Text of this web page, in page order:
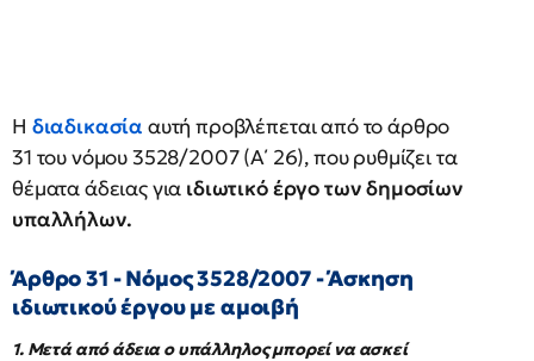
Η διαδικασία αυτή προβλέπεται από το άρθρο
31 του νόμου 3528/2007 (Α΄ 26), που ρυθμίζει τα
θέματα άδειας για ιδιωτικό έργο των δημοσίων
υπαλλήλων.
Άρθρο 31 - Νόμος 3528/2007 - Άσκηση
ιδιωτικού έργου με αμοιβή
1. Μετά από άδεια ο υπάλληλος μπορεί να ασκεί